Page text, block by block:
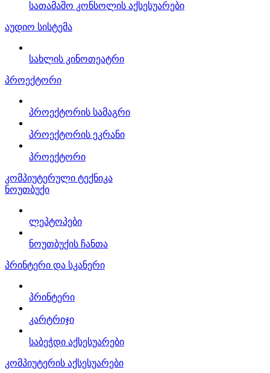
სათამაშო კონსოლის აქსესუარები
აუდიო სისტემა
სახლის კინოთეატრი
პროექტორი
პროექტორის სამაგრი
პროექტორის ეკრანი
პროექტორი
კომპიუტერული ტექნიკა
ნოუთბუქი
ლეპტოპები
ნოუთბუქის ჩანთა
პრინტერი და სკანერი
პრინტერი
კარტრიჯი
საბეჭდი აქსესუარები
კომპიუტერის აქსესუარები